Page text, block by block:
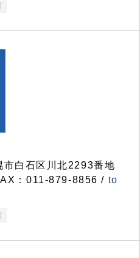
白石区川北2293番地
：011-879-8856 / to